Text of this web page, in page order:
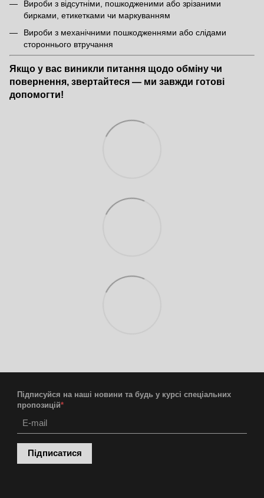
Вироби з відсутніми, пошкодженими або зрізаними
бирками, етикетками чи маркуванням
Вироби з механічними пошкодженнями або слідами
стороннього втручання
Якщо у вас виникли питання щодо обміну чи
повернення, звертайтеся — ми завжди готові
допомогти!
Підписуйся на наші новини та будь у курсі спеціальних
пропозицій*
Підписатися